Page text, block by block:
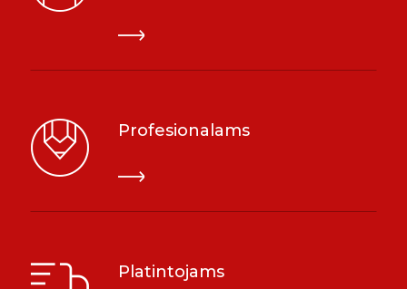
Profesionalams
Platintojams